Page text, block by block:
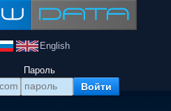
English
Пароль